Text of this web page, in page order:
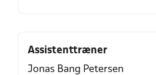
Assistenttræner
Jonas Bang Petersen